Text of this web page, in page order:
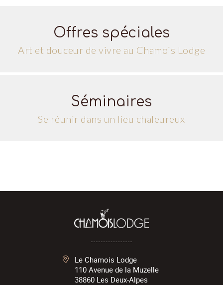
Offres spéciales
Art et douceur de vivre au Chamois Lodge
Séminaires
Se réunir dans un lieu chaleureux
Le Chamois Lodge
110 Avenue de la Muzelle
38860 Les Deux-Alpes